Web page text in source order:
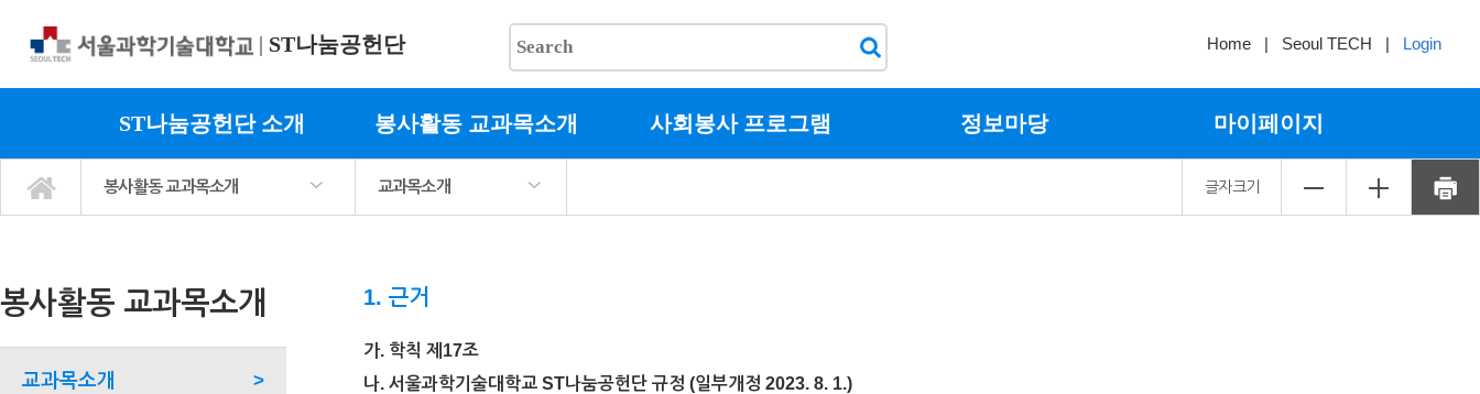
| ST나눔공헌단 Home | Seoul TECH | Login
ST나눔공헌단 소개 봉사활동 교과목소개 사회봉사 프로그램 정보마당 마이페이지
봉사활동 교과목소개
ST나눔공헌단 소개
봉사활동 교과목소개
사회봉사 프로그램
정보마당
마이페이지
교과목소개
교과목소개
운영일정
이수절차
봉사활동 후기
글자크기
봉사활동 교과목소개
교과목소개 >
1. 근거
가. 학칙 제17조
나. 서울과학기술대학교 ST나눔공헌단 규정 (일부개정 2023. 8. 1.)